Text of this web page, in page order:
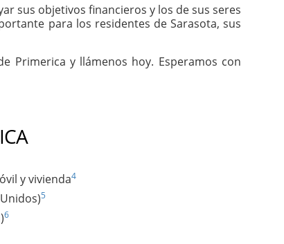
sus objetivos financieros y los de sus seres
para los residentes de Sarasota, sus
Primerica y llámenos hoy. Esperamos con
y vivienda4
5
6